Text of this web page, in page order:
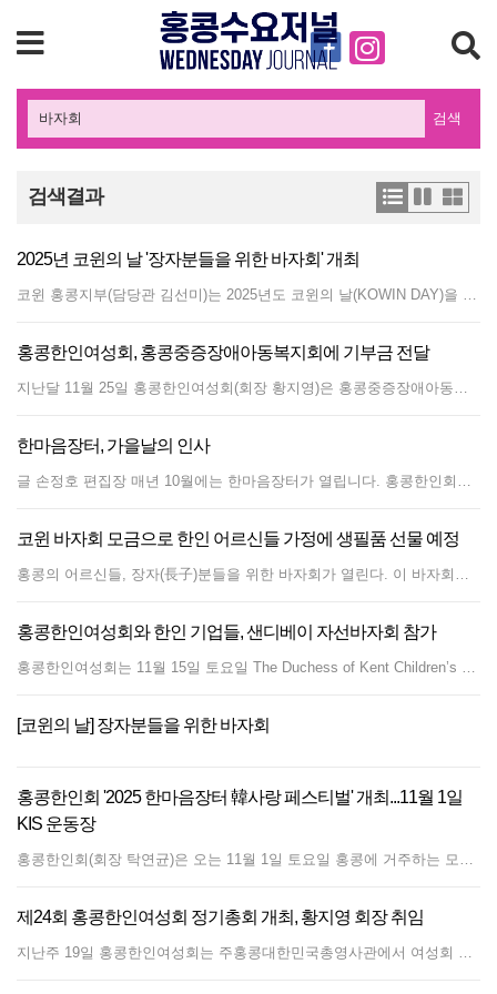
검색
검색결과
2025년 코윈의 날 '장자분들을 위한 바자회' 개최
코윈 홍콩지부(담당관 김선미)는 2025년도 코윈의 날(KOWIN DAY)을 맞아 '장자분들 위한 자선 바자회'를 개최했다. 지난 4일 목요일 오전 11시부터 셩완 지하철역에 위치한 Power A Space에서 코윈의 날 행사가 열렸다. 총영사관, 홍콩한인회, 한인상공회, 민주평통, 여성회, 체육회 등 주요 한인 단체장과 임원들이 참석하여 격려금을 전달했으며, 홍콩 이웃들도 다수 참석해 잔치집 분위기를 함께 축하했다. 코윈멤버를 비롯해 홍콩 내 한인 기업들이 바자회를 위해 기증한 제품들이 매우 착한 가격에 판매됐으며, 모든 방문자들에게 정성껏 담은 선물 가방이 전달됐다. 특히 한아름 한국식당의 밑반찬을 비롯해 코윈 회원들이 직접 만든 한식 찬거리가 인기리에 판매됐고, 한국에서 국산 양념과 직접 절인 배추를 공수해서 만든 김장배추도 금새 다 팔려나갔다. 또한 명품백과 잡화, 시계, 스카프 등도 눈길을 끌었다. 코윈 홍콩지부는 이날 바자회와 함께 임원들이 정성껏 준비한 한식 도시락을 제공했으며, 바자회 중간중간마다 푸짐한 행운권 추첨행사도 이어졌다. 항공권을 포함해 미술 작품까지 전달되며 풍성한 선물이 주어졌다. 김선미 담당관은 지난달 인터뷰에서 밝힌대로 "바자회 수익금과 후원금으로 연말에 홍콩에 거주하는 75세이상 장자들에게 한국제품으로 구성된 생필품을 전달할 것"이라고 전했다.
홍콩한인여성회, 홍콩중증장애아동복지회에 기부금 전달
지난달 11월 25일 홍콩한인여성회(회장 황지영)은 홍콩중증장애아동복지회(The Society for the Relief of Disabled Children)를 방문해 여성회의 이름으로 기부금을 전달했다. 홍콩한인여성회는 11월 15일 토요일, 70주년 샌디배이 자선행사에 8개 테이블을 빌려 큰 규모로 참여했다. 많은 후원 단체와 후원 업체의 지원으로 바자회 수익을 올렸고, 개인 후원금을 더해 총67,560홍콩달러의 기부금을 모을 수 있었다. 여성회 측은 이번 샌디베이 자선행사에 많은 도움을 주시고 수고를 해주신 자원봉사자와 학생들, 여성회 임원, 회원분들께 감사의 인사를 드린다고 전했다. 지난 25일 황지영 회장, 김미현 부회장, 최미리내 부회장이 아동복지회를 직접 방문해 기부금을 전달했따. 기부금은 홍콩의 장애아동을 위한 의료, 재활 및 교육 서비스를 지원하고 The Duchess of Kent Children's Hospital의 의료장비 개선을 위해 쓰일 예정이다. 샌디베이 자선행사에서 여성회에 후원을 해 주신 단체/업체, 개인의 명단은 다음과 같다. * 후원 단체: 재외동포청, 홍콩한인회, 홍콩한인상공회, 민주평화통일자문위원 홍콩지회, 코윈 홍콩지회, 홍콩한인요식업협회 * 후원 업체: Bring&amp;Share, 갈비타운, 굽네치킨, 거상, 소반, 발자노, 아리랑, 한아름, Elaia, meideme * 개인 후원: 천성환 부총영사, 김은희, 민미란, 이미경, 이소영, 오은정, 조청자, 한유미
한마음장터, 가을날의 인사
글 손정호 편집장 매년 10월에는 한마음장터가 열립니다. 홍콩한인회가 주최하는 장터는 홍콩의 한인들이 가장 많이 모이는 행사지요. 한국국제학교 앞마당과 뒷마당에서 열리기 때문에 한인들을 위한 오붓한 모임으로 느껴집니다. 홍콩에서 이민자인 우리가 주인이 되고, 홍콩인들이 방문객이 되는 몇 안 되는 날입니다. 한마음장터가 많은 한인들과 홍콩인이 참여하는 가장 큰 이유는 아마 바자회 때문 같습니다. 이날만큼은 한국식 먹거리가 가장 큰 인기 상품이에요. 올해 한마음장터에서도 김밥과 떡볶이 등의 한국 분식을 파는 '잔치' 부스가 긴 행렬을 세웠습니다. 줄 서 있는 손님뿐 아니라, 손 바쁘게 판매하는 분들도 모두 웃음이 넘치는 모습이었습니다. 경기가 별로 좋지 않다고 하지만, 이날은 아는 사람도 만나고 인심도 후하게 쓸 수 있습니다. 예전에는 이름있는 가수들도 초청해서 한마음장터가 마치 전국노래자랑 같은 분위기로 신나는 공연을 했었지요. 통기타가수 김세환, 노사연, 윤도현 밴드가 2003년 한국가요의 밤 행사에 왔었고, 2008년 한인회 60주년에는 장나라가 왔었지요. 2011년 6월에는 한마음 자선음악회에 박남정과 왁스가, 같은 해 한마음장터에서는 구창모가 무대를 압도했습니다. 연도는 희미하지만, 신효범, 해바라기 등도 기억납니다. 매년 바뀌는 한인회 회장단과 임원진에 따라, 또는 예산에 따라, 한마음장터는 이런저런 모양으로 들쑥날쑥 하기도 했지만, 팬데믹 시기를 제외하고는 거의 매년 열리고 있습니다. 주홍콩한국문화원에서 최근 몇 년간 개최해온 '한국광장'은 비슷한 모양이지만, 홍콩 현지인을 주 대상으로 개최하여 안정적으로 자리 잡아 가고 있습니다. 매년 한마음장터를 취재하면서 혼자 미소 지을 때가 있습니다. 콩나물처럼 1년만에 쑥 자란 아이들을 볼 때입니다. 잘 알진 못해도 건너건너 눈에 익은 아이들을 오랜만에 보면 한 뼘씩 자라나 놀라게 합니다. 많이 컸구나, 건강해졌구나, 예뻐졌구나, 혼자 깜짝 놀라면서 세월을 느낍니다. 봉사하시는 분들도 모두 이웃입니다. 한인 유학생도 많고요. 우리 아이들과 놀아주러 나오신 아빠, 엄마 손길에 고마울 뿐입니다. 바쁘디바쁜 홍콩 생활 속에 오랜만에 만난 분들과 인사도 많이 하게 됩니다. 토요학교 학생 손에 이끌려 오신 분도 계시고, 장날처럼 행사 구경하러 오신 분들도 많습니다. 새로운 리더들을 기다리는 한인 단체들의 예비 임원들도 눈에 띄는 시기입니다. 임기를 마치는 분들은 마지막 위신을 챙기는 자리이기도 하지요. 한마음장터는 많은 한인 구성원들의 순환을 보여주는 곳입니다. 쑥쑥 자라는 미래 세대, 홍콩 한인 사회의 중심 인력들, 곧 떠날 사람, 잊혀질 사람, 새롭게 등장할 사람들이 공존합니다. 그중에서도 홍콩 사회에 첫발을 내린 영 프로페셔널, 그리고 어머니 마음으로 항상 봉사하시고, 지원하시는 분들께 감사할 따름입니다. 홍콩 한인 사회의 건강한 미래를 기대하며 반가운 인사가 많았던 가을 날을 되새겨 봅니다.
코윈 바자회 모금으로 한인 어르신들 가정에 생필품 선물 예정
홍콩의 어르신들, 장자(長子)분들을 위한 바자회가 열린다. 이 바자회는 코윈 홍콩지부가 코로나 시기에 바자회를 열어 모은 모금과 후원금으로 거동이 불편한 한인 어르신들을 위해 생필품을 구매해 가정까지 직접 전해주던 선행에서 비롯됐다. 바자회를 통해 모은 모금으로 어르신들에게 필요한 생필품, 특별히 무겁고 직접 구매하기 어려운 제품들을 선물한다. 감동 어린 손길이 연말마다 이어져 올해도 12월 4일 개최될 예정이다. 김선미 홍콩지회 담당관은 "한국에서 직접 김장 배추를 주문했다. 절인 김장 배추 20포기와 국산 양념을 준비했다"면서, "바자회 당일 행사장에서 직접 김치를 담그는 모습을 보여주고 신선한 김치를 판매할 예정"이라고 말했다. 김 담당관은 바자회에 방문하시는 어르신들에게 '오리지날' 한국 김치를 맛보게 해드리고 싶었다고 덧붙였다. 코윈 회원들은 새 물건이지만 사용하지 않는 물건들을 십시일반 기증하여 미니 바자회를 개최한다. 잡화, 명품백, 시계 등 다양한 제품들도 함께 판매될 예정이다. 김선미 담당관은 "바자회를 통해 기금을 마련하여 어르신들이 크리스마스 전에는 생필품을 받을 수 있도록 안배해서 행복한 연말을 맞이하시면 좋겠다"고 전했다. 한편, 신세계식품은 코윈 측에 저렴하게 생필품을 제공하고 어르신들 가정까지 모든 생필품 박스를 무료로 배송하며 따뜻한 손길을 더하고 있다. 바자회 마지막에는 약 25매 정도의 행운권 추첨도 진행되며, 한국항공권 티켓을 포함해 김부애 작가의 미술 작품도 경품으로 예정되어 있다. 작년 코윈바자회에는 약 80여 명이 방문했으며, 교회 및 성당에 소속된 장자분들이 많이 방문했다고 한다. 현재 코윈 홍콩지부에는 63명의 회원이 가입되어 활동하고 있다. 날짜 : 2025년 12월 4일 목요일 주소 : 4/F., Tung Hip Commercial Building, 224-249 Des Voeux Road Central, Sheung Wan (MTR A1 출구)
홍콩한인여성회와 한인 기업들, 샌디베이 자선바자회 참가
홍콩한인여성회는 11월 15일 토요일 The Duchess of Kent Children’s Hospital에서 올해로 42번째 열린 “Sandy Bay Charity Fair" 홍콩장애아동복지회(The Society for the Relief of Disabled Children) 자선행사에 참여했다. 이번 행사는 SRDC의 70주년 기념을 기리는 자리로서 더욱 활기찬 분위기 속에 진행되었다. 작년과 같이 한국의 음식과 제품을 판매하는 부스를 8개 운영하였는데 올해는 특히 'Bring &amp; Share'도 참여하여 풍성함을 더 했다. 홍콩한인요식업협회와 한아름, 갈비타운, 굽네치킨, 아리랑, 소반 등 한인 외식 업체들의 후원으로 치킨, 떡볶이, 어묵, 잡채, 만두, 김치볶음밥, 김밥, 김치전, 김치, 겉절이 등의 한식을 판매했다. 특히 굽네치킨과 갈비타운은 직접 부스를 운영하여 판매액 전액을 여성회에 기부했다. 여성회는 이날 김치볶음밥과 김치전을 현장에서 만들어 팔아 먹거리의 즐거움을 더헸다. 발자노(Balzano)에서 프라이팬과 냄비,믹서기를, 거상에서 유한건강생활의 뉴오리진 건강식품, Meideme의 화장품 및 Liflit 애견제품, Elaia에서 스낵, 햅반, 식초 등 다양한 제품을 후원하여 파격적인 가격으로 인기리에 판매됐다. 'Bring &amp; Share'는 옷, 신발, 가방, 영어책 등을 판매해 방문객들의 발길을 끌었다. 자선행사를 찾은 많은 현지인들은 한식과 질 좋은 상품에 뜨거운 반응을 보였으며, 여성회의 임원, 회원들과 학생 봉사자들, 같이 오신 봉사자 부모님들, 직장인 봉사자들의 열정적인 봉사 덕에 행사를 성황리에 마칠 수 있었다. 천성환 부총영사를 비롯한 탁연균 한인회장, 김준회 상공회장, 신용훈 민주평통지회장, 이종석 요식협회회장, 김선미 코윈담당관 등 한인단체장과 많은 한인들이 현장을 방문하여 음식과 제품을 구매하며 힘을 보태주었다. 재외동포청,여성회 회원들의 기부금, 개인 후원금과 이번 행사에서 판매를 통해 거둔 모든 수익금은 홍콩한인여성회의 이름으로 홍콩장애아동복지회에 기부할 예정이며, 이렇게 모인 기부금은 홍콩의 장애아동을 위한 의료, 재활 및 교육 서비스를 지원하고 The Duchess of Kent Children’s Hospital의 의료장비 개선을 위해 쓰일 예정이다.
[코윈의 날] 장자분들을 위한 바자회
홍콩한인회 '2025 한마음장터 韓사랑 페스티벌' 개최...11월 1일
KIS 운동장
홍콩한인회(회장 탁연균)은 오는 11월 1일 토요일 홍콩에 거주하는 모든 교민들과 홍콩인들을 홍콩한국국제학교로 초대해 '2025 한마음장터, 韓사랑 페스티벌'을 개최한다고 밝혔다. 한인회는 세대를 아우르는 소통과 화합에 의미를 두며 모두 함께 친목을 다지는 뜻깊은 시간을 갖자고 한인들에게 초대장을 보냈다. 올해 한마음장터에는 특별한 순서가 준비되어 있다. 1994년 완공된 홍콩한국국제학교의 학교 간판을 새롭게 바꾸는 명판식이 열린다. 동판으로 제작되어 31년간 학교 정문 벽면을 지켜온 명판이 현대적으로 디자인되어 새롭게 설치된다. 새 간판에는 홍콩국제학교와 홍콩한국토요학교가 나란히 명명될 것으로 알려졌다. 홍콩한국국제학교의 이사장을 겸하고 있는 탁연균 홍콩한인회장은 "홍콩한국토요학교는 현재의 한국국제학교가 태어날 수 있는 모태였다. 주말마다 한글을 배우려는 한인 학부모들과 선생님들의 헌신이 있었고, 한국 정부와 홍콩 정부가 물심양면 지원하여 결국 홍콩한국국제학교가 태어났다. 토요학교의 명판이 함께 나란히 걸리는 것은 당연한 것"이라고 밝혔다. 그동안 한국토요학교는 한국국제학교 캠퍼스를 주말에만 사용하면서, 비정규 학원의 형태로 인식되어 왔지만 새로운 명판을 통해 토요학교 학생 및 교사들도 큰 자부심을 갖게 될 것으로 예상된다. 홍콩한국토요학교는 1960년 3월 1일부터 교사 2명, 학생 6명으로 시작했으며, 정식 한국학교 설립과 자체 캠퍼스 건축의 필요성을 제기하는 발판이 됐다. 현재 약 520여명의 학생과 약 35명의 교사가 함께 토요일마다 공부하고 있다. 한편, 한마음장터 개막 행사에는 한국 전통 놀이인 '오자미 던지기'가 진행돼 많은 학생들이 재미있게 참여할 것으로 예상된다. 또한 작년에 큰 인기를 끌었던 한복 패션쇼에는 홍콩인들과 외국인들이 참여하는 컨셉으로 진행된다. 한복 패션쇼에서 입을 한복은 홍콩한국문화원(원장 최재원)에서 지원한다. 나날이 인기를 더하고 있는 K-팝 댄스와 함께 태권도 공연 및 검도 시범, KIS 밴드 공연, 미니올림픽, 행운권 추첨 등 다양하고 풍성한 행사들이 이어질 예정이다. 또한 다양한 한국 먹거리와 음료가 부스별로 열려 입맛을 돋을 것으로 기대된다. 패션, 미용, 건강제품 등 다양한 한국기업들도 부스에 참여하며, 자선바자회, 한국전통 작품과 함께 하는 포토존이 설치된다. 제기차기, 딱지치기, 투호, 공기놀이 등 미니올림픽 경기로 남녀노소 참여할 수 있다. 탁연균 한인회장은 "작년부터 좋은 한인행사를 계획하기 위해 노력해왔는데, 최근 경기가 어렵고 여건이 허락지 않았다. 그럼에도 많은 분들의 협조와 후원으로 실속 있는 행사를 준비했다. 많은 한인들이 참석하셔서 이웃간에 서로를 격려하고 즐거운 시간을 가지시면 좋겠다"고 전했다.
제24회 홍콩한인여성회 정기총회 개최, 황지영 회장 취임
지난주 19일 홍콩한인여성회는 주홍콩대한민국총영사관에서 여성회 임원과 회원 20여명이 참석한 가운데 제 24회 정기총회를 개최하였다. 최화숙 부회장의 사회로 진행되었으며, 이번 총회에는 특별히 유형철 총영사가 참석해 그간 여성회의 선한 영향력과 노고를 치하하고, 그 동안 수고한 류치하 여성회장에게 감사장과 감사의 인사를 전하였다. 홍콩한인여성회 10, 11대 회장을 역임한 류치하 회장은 4년의 임기 동안 함께 해준 여성회 회원과 임원에게 고마움을 전하며 그동안의 소회를 밝히기도 하였다. 업무보고로 건강 세미나, 가죽 공예, 바자회, 요리강좌, 공연 및 전시회 특별 관람, Pink Together, 한마음장터, 샌디베이 자선행사 등 2024년 여성회의 다양하고 유익했던 행사와 활동들을 되짚어보는 시간을 가졌으며, 이어 회계 결산 보고가 진행된 후 2025년도 활동 계획에 대해 함께 나누기도 하였다. 마지막으로 제12대 회장선거가 이어졌으며, 전원 찬성으로 황지영 신임회장이 선출되었다. 함께 수고해 줄 회장단(최화숙, 김미현, 최미리내 부회장)도 새로이 꾸려졌다. 여성회는 홍콩에 거주하는 한인여성들을 위해 활약할 한인여성회의 새로운 행보를 응원하고 기대해주시길 바란다고 전했다.